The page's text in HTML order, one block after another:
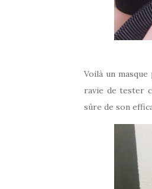
Voilà un
ravie de tester
sûre de son